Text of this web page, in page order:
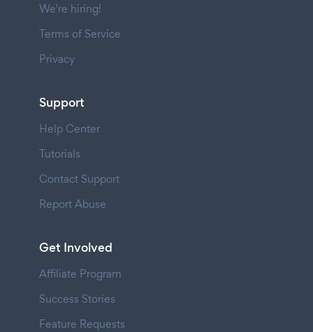
We're hiring!
Terms of Service
Privacy
Support
Help Center
Tutorials
Contact Support
Report Abuse
Get Involved
Affiliate Program
Success Stories
Feature Requests